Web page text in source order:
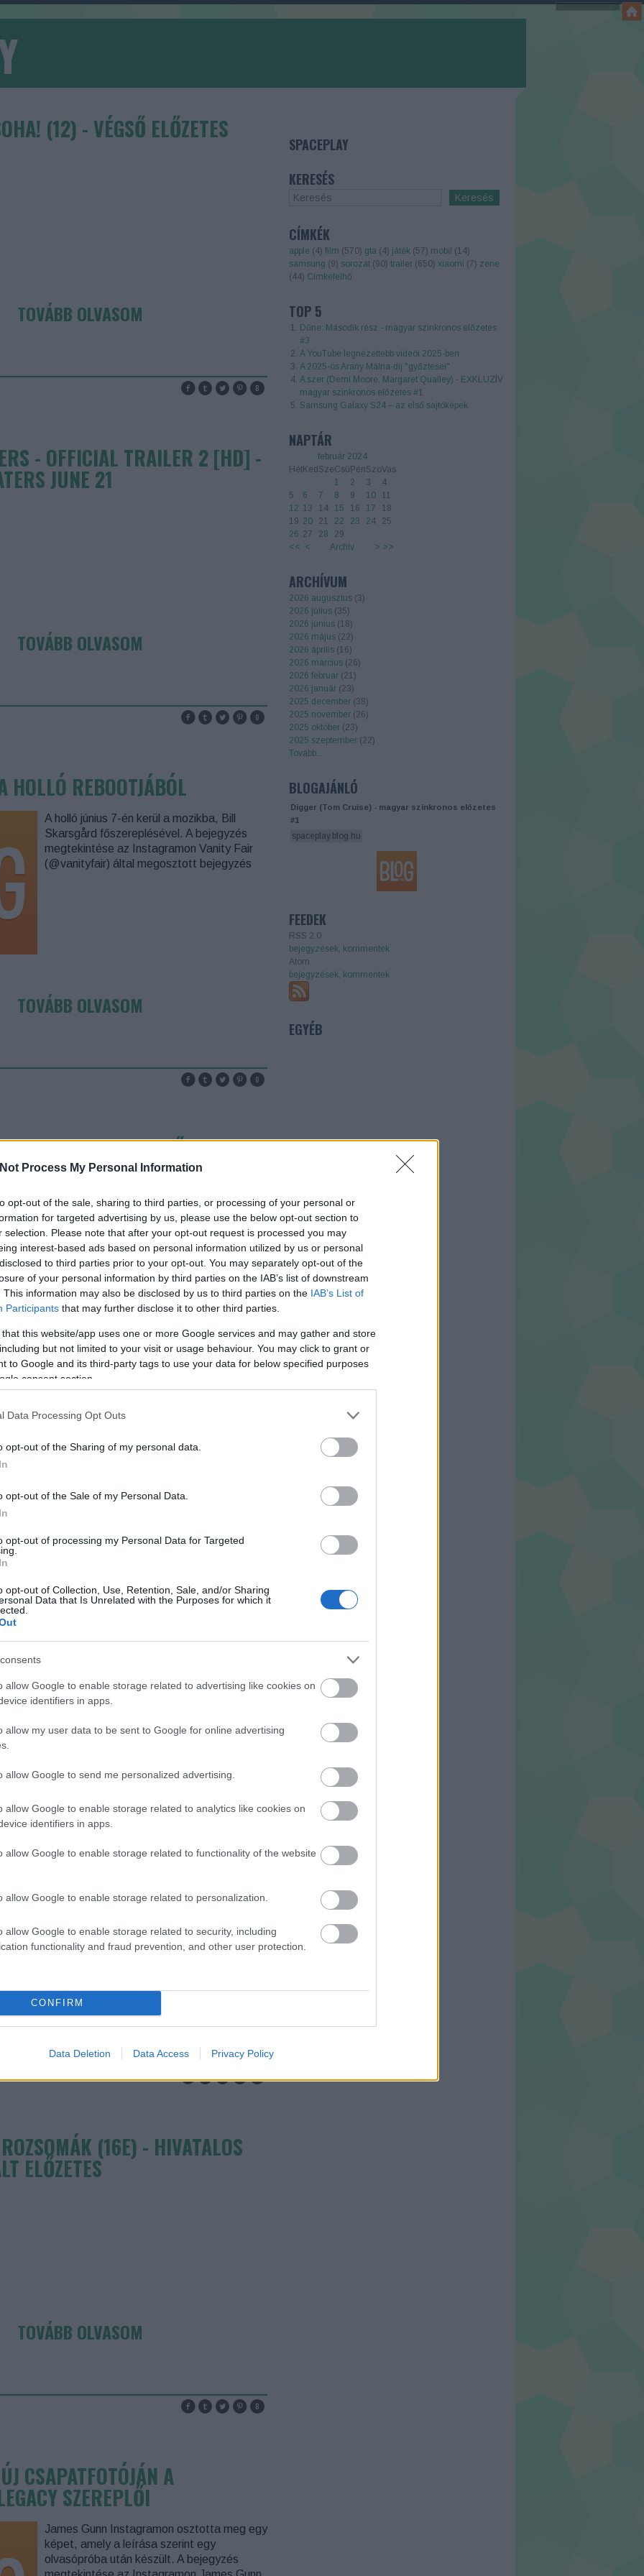
Process My Personal Information
opt-out of the sale, sharing to third parties, or processing of your personal or
for targeted advertising by us, please use the below opt-out section to
selection. Please note that after your opt-out request is processed you may
interest-based ads based on personal information utilized by us or personal
to third parties prior to your opt-out. You may separately opt-out of the
of your personal information by third parties on the IAB’s list of downstream
This information may also be disclosed by us to third parties on the IAB’s List of
Participants that may further disclose it to other third parties.
that this website/app uses one or more Google services and may gather and store
but not limited to your visit or usage behaviour. You may click to grant or
to Google and its third-party tags to use your data for below specified purposes
consent section.
Data Processing Opt Outs
opt-out of the Sharing of my personal data.
opt-out of the Sale of my Personal Data.
opt-out of processing my Personal Data for Targeted
opt-out of Collection, Use, Retention, Sale, and/or Sharing
Data that Is Unrelated with the Purposes for which it
allow Google to enable storage related to advertising like cookies on
identifiers in apps.
allow my user data to be sent to Google for online advertising
allow Google to send me personalized advertising.
allow Google to enable storage related to analytics like cookies on
identifiers in apps.
allow Google to enable storage related to functionality of the website
allow Google to enable storage related to personalization.
allow Google to enable storage related to security, including
functionality and fraud prevention, and other user protection.
CONFIRM
Data Deletion Data Access Privacy Policy
(12) - VÉGSŐ ELŐZETES
TOVÁBB OLVASOM
- OFFICIAL TRAILER 2 [HD] -
JUNE 21
TOVÁBB OLVASOM
HOLLÓ REBOOTJÁBÓL
A holló június 7-én kerül a mozikba, Bill
Skarsgård főszereplésével. A bejegyzés
megtekintése az Instagramon Vanity Fair
(@vanityfair) által megosztott bejegyzés
TOVÁBB OLVASOM
SAGA - ELŐZETES #1
TOVÁBB OLVASOM
IS COMING! TAKE A CLOSER
EXCLUSIVE 360° VIDEO & 5K
TOVÁBB OLVASOM
ÉS IPHONE 15 PRO MAX
VIDEÓTESZTEK
14 és 14 Pro globális indulása holnap lesz, de
már elérhetőek. Felkerült a netre néhány
A videók szerint képstabilizálásban és a
TOVÁBB OLVASOM
(16E) - HIVATALOS
ELŐZETES
TOVÁBB OLVASOM
CSAPATFOTÓJÁN A
SZEREPLŐI
James Gunn Instagramon osztotta meg egy
képet, amely a leírása szerint egy
olvasópróba után készült. A bejegyzés
SPACEPLAY
KERESÉS
CÍMKÉK
apple (4) film (570) gta (4) játék (57) mobil (14)
samsung (9) sorozat (90) trailer (650) xiaomi (7) zene
(44) Címkefelhő
TOP 5
Dűne: Második rész - magyar szinkronos előzetes
#3
A YouTube legnézettebb videói 2025-ben
A 2025-ös Arany Málna-díj "győztesei"
A szer (Demi Moore, Margaret Qualley) - EXKLUZÍV
magyar szinkronos előzetes #1
Samsung Galaxy S24 – az első sajtóképek
NAPTÁR
február 2024
HétKed SzeCsü PénSzoVas
<< < Archív > >>
1 2 3
4
5
6 7 8 9 10
11
12 13 14 15 16 17
18
19 20 21 22 23 24
25
26 27 28 29
ARCHÍVUM
2026 augusztus (3)
2026 július (35)
2026 június (18)
2026 május (22)
2026 április (16)
2026 március (26)
2026 február (21)
2026 január (23)
2025 december (38)
2025 november (26)
2025 október (23)
2025 szeptember (22)
Tovább...
BLOGAJÁNLÓ
Digger (Tom Cruise) - magyar szinkronos előzetes
#1
spaceplay.blog.hu
FEEDEK
RSS 2.0
bejegyzések, kommentek
Atom
bejegyzések, kommentek
EGYÉB